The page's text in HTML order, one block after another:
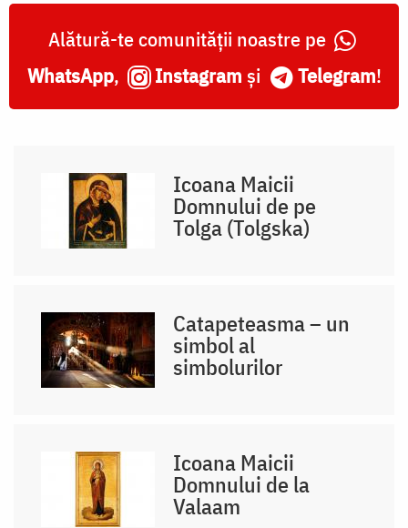
Alătură-te comunității noastre pe
WhatsApp, Instagram și Telegram!
Icoana Maicii
Domnului de pe
Tolga (Tolgska)
Catapeteasma – un
simbol al
simbolurilor
Icoana Maicii
Domnului de la
Valaam